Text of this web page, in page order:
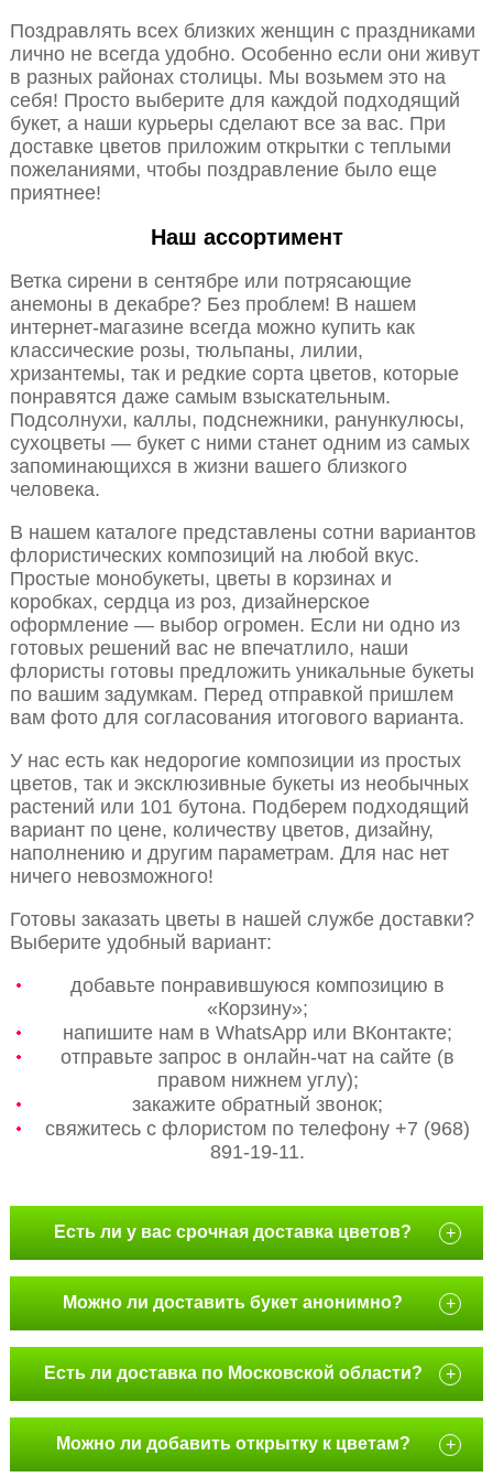
Поздравлять всех близких женщин с праздниками
лично не всегда удобно. Особенно если они живут
в разных районах столицы. Мы возьмем это на
себя! Просто выберите для каждой подходящий
букет, а наши курьеры сделают все за вас. При
доставке цветов приложим открытки с теплыми
пожеланиями, чтобы поздравление было еще
приятнее!
Наш ассортимент
Ветка сирени в сентябре или потрясающие
анемоны в декабре? Без проблем! В нашем
интернет-магазине всегда можно купить как
классические розы, тюльпаны, лилии,
хризантемы, так и редкие сорта цветов, которые
понравятся даже самым взыскательным.
Подсолнухи, каллы, подснежники, ранункулюсы,
сухоцветы — букет с ними станет одним из самых
запоминающихся в жизни вашего близкого
человека.
В нашем каталоге представлены сотни вариантов
флористических композиций на любой вкус.
Простые монобукеты, цветы в корзинах и
коробках, сердца из роз, дизайнерское
оформление — выбор огромен. Если ни одно из
готовых решений вас не впечатлило, наши
флористы готовы предложить уникальные букеты
по вашим задумкам. Перед отправкой пришлем
вам фото для согласования итогового варианта.
У нас есть как недорогие композиции из простых
цветов, так и эксклюзивные букеты из необычных
растений или 101 бутона. Подберем подходящий
вариант по цене, количеству цветов, дизайну,
наполнению и другим параметрам. Для нас нет
ничего невозможного!
Готовы заказать цветы в нашей службе доставки?
Выберите удобный вариант:
добавьте понравившуюся композицию в
«Корзину»;
напишите нам в WhatsApp или ВКонтакте;
отправьте запрос в онлайн-чат на сайте (в
правом нижнем углу);
закажите обратный звонок;
свяжитесь с флористом по телефону +7 (968)
891-19-11.
Есть ли у вас срочная доставка цветов? +
Можно ли доставить букет анонимно? +
Есть ли доставка по Московской области? +
Можно ли добавить открытку к цветам? +